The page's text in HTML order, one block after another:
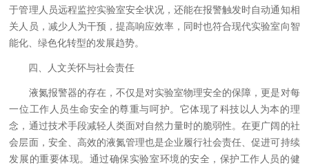
于管理人员远程监控实验室安全状况，还能在报警触发时自动通知相
关人员，减少人为干预，提高响应效率，同时也符合现代实验室向智
能化、绿色化转型的发展趋势。
四、人文关怀与社会责任
液氮报警器的存在，不仅是对实验室物理安全的保障，更是对每
一位工作人员生命安全的尊重与呵护。它体现了科技以人为本的理
念，通过技术手段减轻人类面对自然力量时的脆弱性。在更广阔的社
会层面，安全、高效的液氮管理也是企业履行社会责任、促进可持续
发展的重要体现。通过确保实验室环境的安全，保护工作人员的健